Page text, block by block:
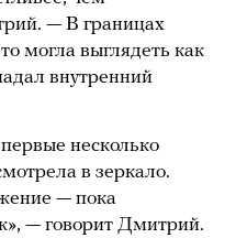
— В границах
могла выглядеть как
внутренний
несколько
в зеркало.
— пока
— говорит Дмитрий.